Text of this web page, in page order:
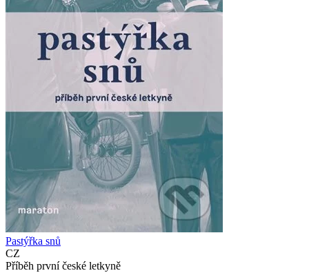
Pastýřka snů
CZ
Příběh první české letkyně